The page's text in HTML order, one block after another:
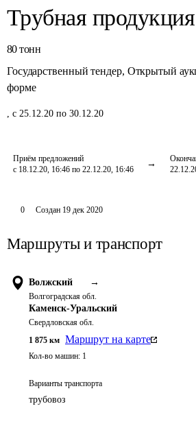
Трубная продукция
80 тонн
Государственный тендер, Открытый
форме
, с 25.12.20 по 30.12.20
Приём предложений
с 18.12.20, 16:46 по 22.12.20, 16:46
0 Создан 19 дек 2020
Маршруты и транспорт
Волжский →
Волгоградская обл.
Каменск-Уральский
Свердловская обл.
1 875 км Маршрут на карте
Кол-во машин: 1
Варианты транспорта
трубовоз